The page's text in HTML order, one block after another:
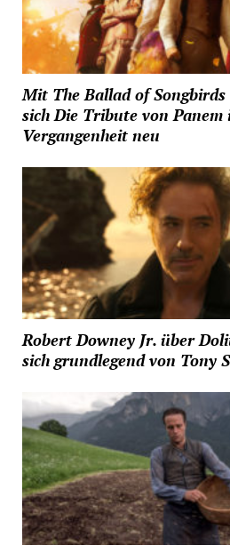
Mit The Ballad of
sich Die Tribute von Panem
Vergangenheit neu
Robert Downey Jr. über
sich grundlegend von Tony